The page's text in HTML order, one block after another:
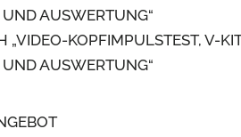
AUSWERTUNG“
„VIDEO-KOPFIMPULSTEST, V-
AUSWERTUNG“